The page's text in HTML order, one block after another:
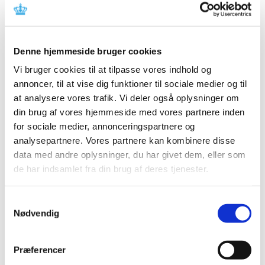
Denne hjemmeside bruger cookies
Vi bruger cookies til at tilpasse vores indhold og
annoncer, til at vise dig funktioner til sociale medier og til
at analysere vores trafik. Vi deler også oplysninger om
din brug af vores hjemmeside med vores partnere inden
for sociale medier, annonceringspartnere og
analysepartnere. Vores partnere kan kombinere disse
data med andre oplysninger, du har givet dem, eller som
de har indsamlet fra din brug af deres tjenester.
Nødvendig
Præferencer
Læger bør tage kontakt til Lægemiddelstyrelsen, hvis
deres kliniske erfaringer viser, at et lægemiddels…
Fem mio. afsat til forskning på
stofskifteområdet
|4. oktober 2018|
Der er afsat fem mio. kr. til forskning i medicinsk
behandling af patienter med lavt stofskifte. …
Ledig bevilling til Egtved Apotek
Bevillingen til at drive Egtved Apotek er ledig pr. 1. april
2019.
Hypotron mod lavt blodtryk får ikke generelt
|3. oktober 2018